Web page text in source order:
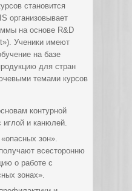
становится
организовывает
на основе R&D
Ученики имеют
на базе
для стран
темами курсов
контурной
иглой и канюлей.
зон».
всесторонню
о работе с
зонах».